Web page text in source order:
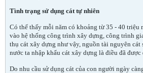
Tình trạng sử dụng cát tự nhiên
Có thể thấy mỗi năm có khoảng từ 35 - 40 triệu
vào hệ thống công trình xây dựng, công trình
thụ cát xây dựng như vậy, nguồn tài nguyên cát
nước ta nhập khẩu cát xây dựng là điều đã được
Do nhu cầu sử dụng cát của con người ngày